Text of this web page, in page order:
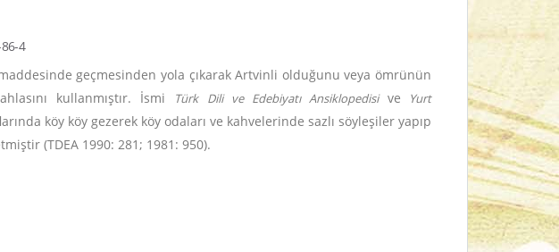
4
geçmesinden yola çıkarak Artvinli olduğunu veya ömrünün
kullanmıştır. İsmi Türk Dili ve Edebiyatı Ansiklopedisi ve Yurt
köy köy gezerek köy odaları ve kahvelerinde sazlı söyleşiler yapıp
(TDEA 1990: 281; 1981: 950).